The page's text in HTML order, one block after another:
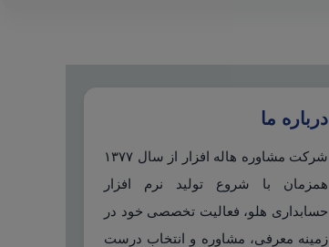
درباره ما
شرکت مشاوره هاله افزار از سال ۱۳۷۷
همزمان با شروع تولید نرم افزار
حسابداری هلو، فعالیت تخصصی خود در
زمینه معرفی، مشاوره و انتخاب درست